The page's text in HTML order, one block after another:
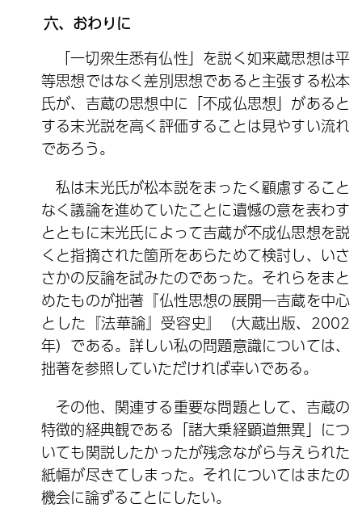
六、おわりに
「一切衆生悉有仏性」を説く如来蔵思想は平
等思想ではなく差別思想であると主張する松本
氏が、吉蔵の思想中に「不成仏思想」があると
する末光説を高く評価することは見やすい流れ
であろう。
私は末光氏が松本説をまったく顧慮すること
なく議論を進めていたことに遺憾の意を表わす
とともに末光氏によって吉蔵が不成仏思想を説
くと指摘された箇所をあらためて検討し、いさ
さかの反論を試みたのであった。それらをまと
めたものが拙著『仏性思想の展開―吉蔵を中心
とした『法華論』受容史』（大蔵出版、2002
年）である。詳しい私の問題意識については、
拙著を参照していただければ幸いである。
その他、関連する重要な問題として、吉蔵の
特徴的経典観である「諸大乗経顕道無異」につ
いても関説したかったが残念ながら与えられた
紙幅が尽きてしまった。それについてはまたの
機会に論ずることにしたい。